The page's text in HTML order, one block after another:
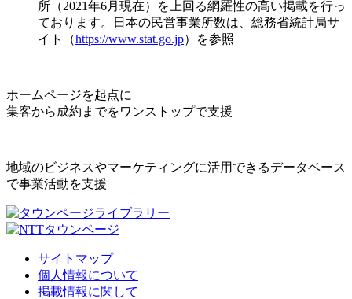
所（2021年6月現在）を上回る網羅性の高い掲載を行っ
ております。日本の民営事業所数は、総務省統計局サ
イト（https://www.stat.go.jp）を参照
ホームページを起点に
集客から成約までをワンストップで支援
地域のビジネスやマーケティングに活用できるデータベース
で事業活動を支援
サイトマップ
個人情報について
掲載情報に関して